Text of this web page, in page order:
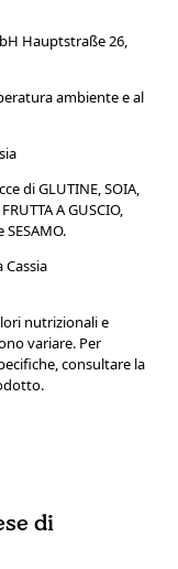
Hauptstraße 26,
ambiente e al
di GLUTINE, SOIA,
A GUSCIO,
SESAMO.
Cassia
nutrizionali e
variare. Per
consultare la
di